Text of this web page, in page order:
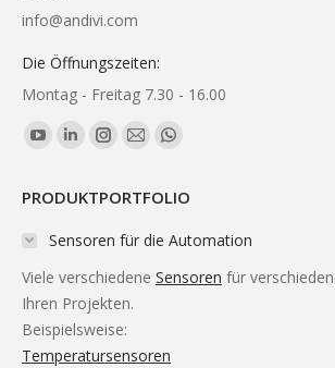
info@andivi.com
Die Öffnungszeiten:
Montag - Freitag 7.30 - 16.00
Finden Sie uns auf:
YouTube
opens
window
Linkedin
opens
window
Instagram
opens
window
E-
page
opens
new
Whatsapp
opens
in
window
PRODUKTPORTFOLIO
Sensoren für die Automation
Viele verschiedene Sensoren für
Ihren Projekten.
Beispielsweise:
Temperatursensoren